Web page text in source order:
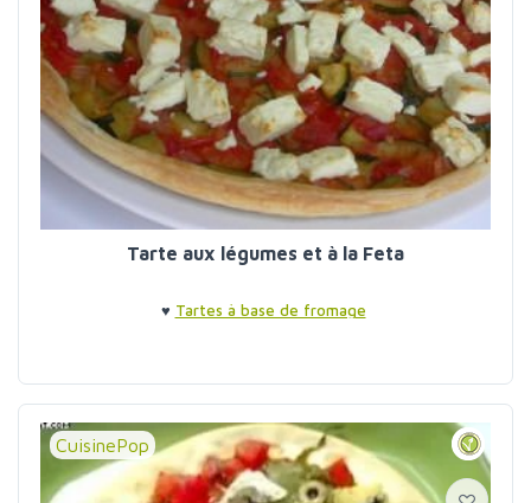
Tarte aux légumes et à la Feta
♥ Tartes à base de fromage
CuisinePop